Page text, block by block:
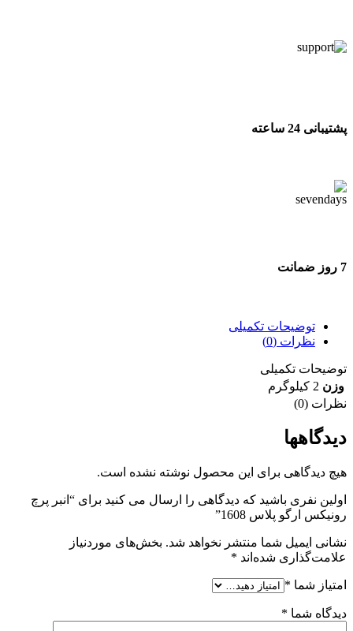
پشتیبانی 24 ساعته
7 روز ضمانت
توضیحات تکمیلی
نظرات (0)
توضیحات تکمیلی
وزن 2 کیلوگرم
نظرات (0)
دیدگاهها
هیچ دیدگاهی برای این محصول نوشته نشده است.
اولین نفری باشید که دیدگاهی را ارسال می کنید برای “انبر پرچ
رونیکس ارگو پلاس 1608”
نشانی ایمیل شما منتشر نخواهد شد. بخش‌های موردنیاز
علامت‌گذاری شده‌اند *
امتیاز شما *
دیدگاه شما *